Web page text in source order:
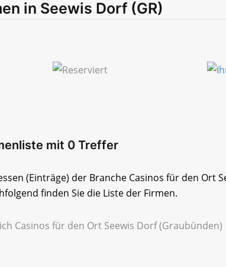
in Seewis Dorf (GR)
mit 0 Treffer
(Einträge) der Branche Casinos für den Ort
finden Sie die Liste der Firmen.
Casinos für den Ort Seewis Dorf (Graubünden)